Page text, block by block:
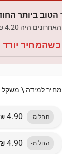
כשהמחיר יורד
מחיר למידה \ משקל
החל מ-
החל מ-